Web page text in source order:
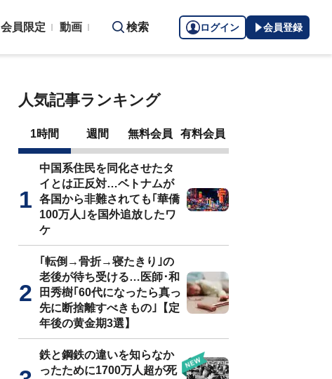
会員限定 動画 検索 ログイン 会員登録
人気記事ランキング
1時間 週間 無料会員 有料会員
中国系住民を同化させたタ
イとは正反対…ベトナムが
各国から非難されても｢華僑
100万人｣を国外追放したワ
ケ
｢転倒→骨折→寝たきり｣の
老後が待ち受ける…医師･和
田秀樹｢60代になったら真っ
先に断捨離すべきもの｣【定
年後の黄金期3選】
鉄と鋼鉄の違いを知らなか
ったために1700万人超が死